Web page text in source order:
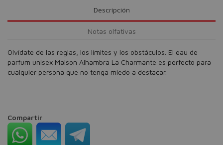
Descripción
Notas olfativas
Olvídate de las reglas, los límites y los obstáculos. El eau de
parfum unisex Maison Alhambra La Charmante es perfecto para
cualquier persona que no tenga miedo a destacar.
Compartir